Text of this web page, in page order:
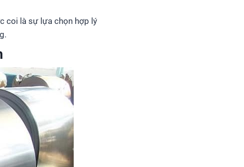
coi là sự lựa chọn hợp lý